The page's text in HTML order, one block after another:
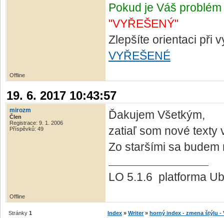
Pokud je Váš
"VYŘEŠENÝ"
Zlepšíte orientaci při
VYŘEŠENÉ
Offline
19. 6. 2017 10:43:57
mirozm
Člen
Registrace: 9. 1. 2006
Příspěvků: 49
Ďakujem Všetkým,
zatiaľ som nové texty
Zo staršími sa
LO 5.1.6 platforma
Offline
Stránky 1 Index » Writer » horný index - zmena štýlu -